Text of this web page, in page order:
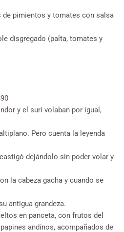
de pimientos y tomates con salsa
disgregado (palta, tomates y
y el suri volaban por igual,
Pero cuenta la leyenda
dejándolo sin poder volar y
la cabeza gacha y cuando se
antigua grandeza.
en panceta, con frutos del
andinos, acompañados de